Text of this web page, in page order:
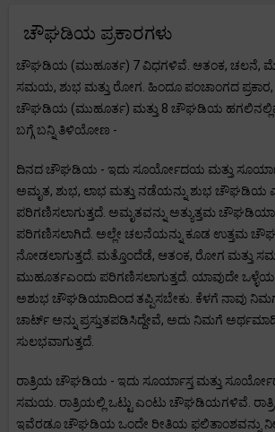
ಚೌಘಡಿಯ ಪ್ರಕಾರಗಳು
ಚೌಘಡಿಯ (ಮುಹೂರ್ತ) 7 ವಿಧಗಳಿವೆ. ಆತಂಕ, ಚಲನೆ,
ಸಮಯ, ಶುಭ ಮತ್ತು ರೋಗ. ಹಿಂದೂ ಪಂಚಾಂಗದ ಪ್ರಕಾರ,
ಚೌಘಡಿಯ (ಮುಹೂರ್ತ) ಮತ್ತು 8 ಚೌಘಡಿಯ
ಬಗ್ಗೆ ಬನ್ನಿ ತಿಳಿಯೋಣ -
ದಿನದ ಚೌಘಡಿಯ - ಇದು ಸೂರ್ಯೋದಯ ಮತ್ತು
ಅಮೃತ, ಶುಭ, ಲಾಭ ಮತ್ತು ನಡೆಯನ್ನು ಶುಭ ಚೌಘಡಿಯ
ಪರಿಗಣಿಸಲಾಗುತ್ತದೆ. ಅಮೃತವನ್ನು ಅತ್ಯುತ್ತಮ
ಪರಿಗಣಿಸಲಾಗಿದೆ. ಅಲ್ಲೇ ಚಲನೆಯನ್ನು ಕೂಡ ಉತ್ತಮ
ನೋಡಲಾಗುತ್ತದೆ. ಮತ್ತೊಂದೆಡೆ, ಆತಂಕ, ರೋಗ ಮತ್ತು
ಮುಹೂರ್ತಎಂದು ಪರಿಗಣಿಸಲಾಗುತ್ತದೆ. ಯಾವುದೇ
ಅಶುಭ ಚೌಘಡಿಯಾದಿಂದ ತಪ್ಪಿಸಬೇಕು. ಕೆಳಗೆ ನಾವು
ಚಾರ್ಟ್ ಅನ್ನು ಪ್ರಸ್ತುತಪಡಿಸಿದ್ದೇವೆ, ಅದು ನಿಮಗೆ
ಸುಲಭವಾಗುತ್ತದೆ.
ರಾತ್ರಿಯ ಚೌಘಡಿಯ - ಇದು ಸೂರ್ಯಾಸ್ತ ಮತ್ತು
ಸಮಯ. ರಾತ್ರಿಯಲ್ಲಿ ಒಟ್ಟು ಎಂಟು ಚೌಘಡಿಯಗಳಿವೆ. ರಾತ್ರಿ
ಇವೆರಡೂ ಚೌಘಡಿಯ ಒಂದೇ ರೀತಿಯ ಫಲಿತಾಂಶವನ್ನು